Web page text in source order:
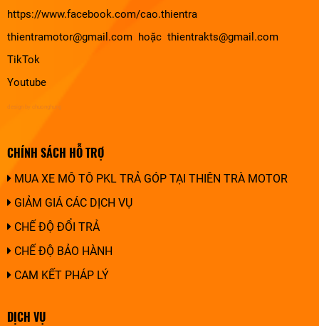
https://www.facebook.com/cao.thientra
thientramotor@gmail.com hoặc thientrakts@gmail.com
TikTok
Youtube
design by chuonghung
CHÍNH SÁCH HỖ TRỢ
MUA XE MÔ TÔ PKL TRẢ GÓP TẠI THIÊN TRÀ MOTOR
GIẢM GIÁ CÁC DỊCH VỤ
CHẾ ĐỘ ĐỔI TRẢ
CHẾ ĐỘ BẢO HÀNH
CAM KẾT PHÁP LÝ
DỊCH VỤ